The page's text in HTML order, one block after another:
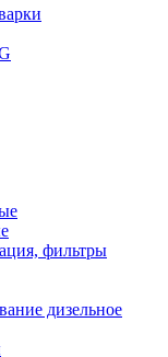
фильтры
дизельное